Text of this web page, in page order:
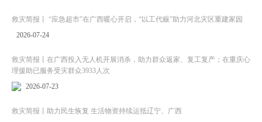
救灾简报丨 “应急超市”在广西暖心开启，“以工代赈”助力河北灾区重建家园
2026-07-24
救灾简报丨在广西投入无人机开展消杀，助力群众返家、复工复产；在重庆心
理援助已服务受灾群众3933人次
2026-07-23
救灾简报丨助力民生恢复 生活物资持续运抵辽宁、广西